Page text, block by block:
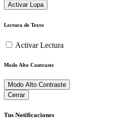
Activar Lupa
Lectura de Texto
Activar Lectura
Modo Alto Contraste
Modo Alto Contraste
Cerrar
Tus Notificaciones